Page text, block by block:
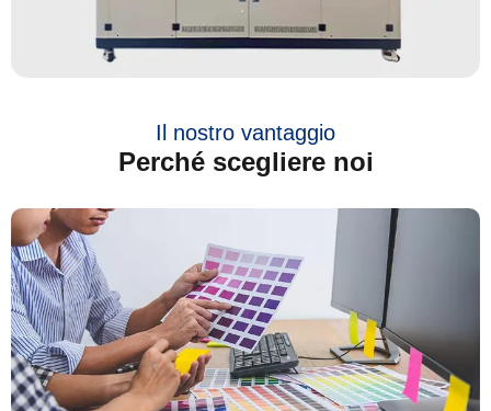
Il nostro vantaggio
Perché scegliere noi